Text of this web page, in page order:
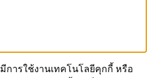
มีการใช้งานเทคโนโลยีคุกกี้ หรือ